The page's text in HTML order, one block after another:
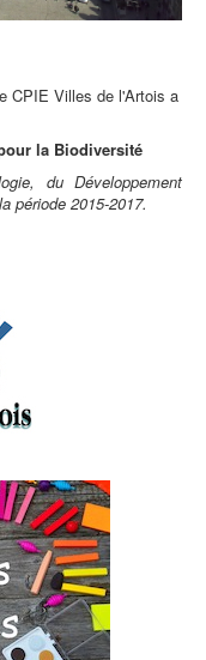
CPIE Villes de l'Artois a
la Biodiversité
du Développement
période 2015-2017.